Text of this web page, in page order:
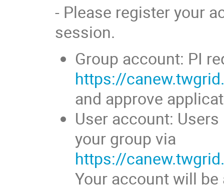
- Please register your
session.
Group account: PI
https://
and approve
User account:
your group via
https://
Your account will